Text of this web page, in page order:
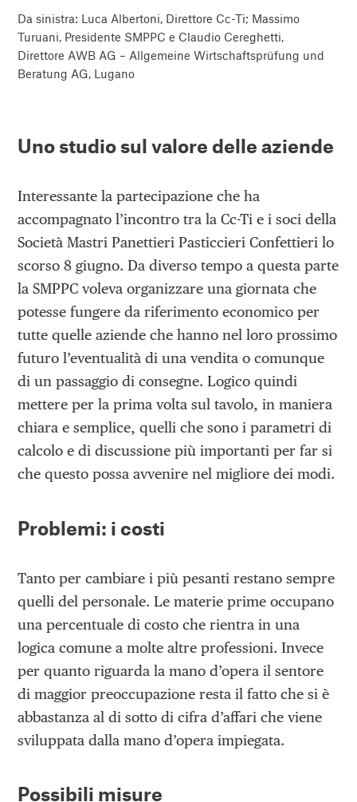
Da sinistra: Luca Albertoni, Direttore Cc-Ti; Massimo
Turuani, Presidente SMPPC e Claudio Cereghetti,
Direttore AWB AG – Allgemeine Wirtschaftsprüfung und
Beratung AG, Lugano
Uno studio sul valore delle aziende
Interessante la partecipazione che ha
accompagnato l’incontro tra la Cc-Ti e i soci della
Società Mastri Panettieri Pasticcieri Confettieri lo
scorso 8 giugno. Da diverso tempo a questa parte
la SMPPC voleva organizzare una giornata che
potesse fungere da riferimento economico per
tutte quelle aziende che hanno nel loro prossimo
futuro l’eventualità di una vendita o comunque
di un passaggio di consegne. Logico quindi
mettere per la prima volta sul tavolo, in maniera
chiara e semplice, quelli che sono i parametri di
calcolo e di discussione più importanti per far si
che questo possa avvenire nel migliore dei modi.
Problemi: i costi
Tanto per cambiare i più pesanti restano sempre
quelli del personale. Le materie prime occupano
una percentuale di costo che rientra in una
logica comune a molte altre professioni. Invece
per quanto riguarda la mano d’opera il sentore
di maggior preoccupazione resta il fatto che si è
abbastanza al di sotto di cifra d’affari che viene
sviluppata dalla mano d’opera impiegata.
Possibili misure